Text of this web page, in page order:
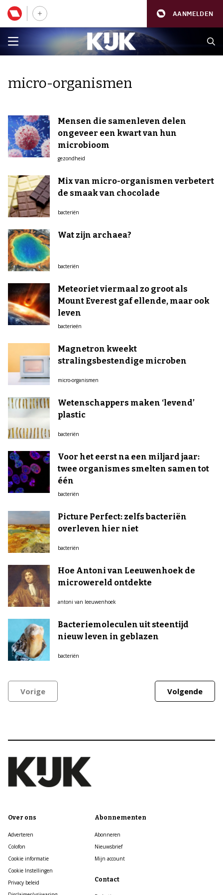
AANMELDEN
micro-organismen
Mensen die samenleven delen
ongeveer een kwart van hun
microbioom
gezondheid
Mix van micro-organismen verbetert
de smaak van chocolade
bacteriën
Wat zijn archaea?
bacteriën
Meteoriet viermaal zo groot als
Mount Everest gaf ellende, maar ook
leven
bacterieën
Magnetron kweekt
stralingsbestendige microben
micro-organismen
Wetenschappers maken ‘levend’
plastic
bacteriën
Voor het eerst na een miljard jaar:
twee organismes smelten samen tot
één
bacteriën
Picture Perfect: zelfs bacteriën
overleven hier niet
bacteriën
Hoe Antoni van Leeuwenhoek de
microwereld ontdekte
antoni van leeuwenhoek
Bacteriemoleculen uit steentijd
nieuw leven in geblazen
bacteriën
Vorige Volgende
Over ons
Adverteren
Colofon
Cookie informatie
Cookie Instellingen
Privacy beleid
Abonnementen
Abonneren
Nieuwsbrief
Mijn account
Contact